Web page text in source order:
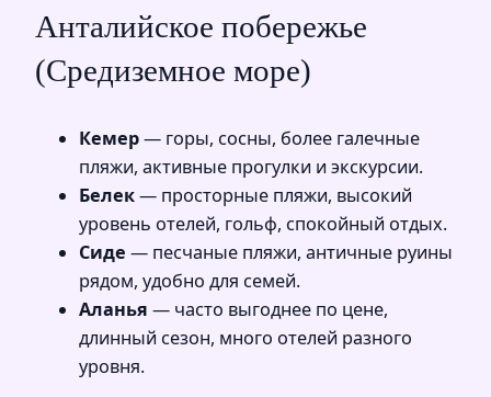
Анталийское побережье
(Средиземное море)
Кемер— горы, сосны, более галечные
пляжи, активные прогулки и экскурсии.
Белек— просторные пляжи, высокий
уровень отелей, гольф, спокойный отдых.
Сиде — песчаные пляжи, античные руины
рядом, удобно для семей.
Аланья — часто выгоднее по цене,
длинный сезон, много отелей разного
уровня.